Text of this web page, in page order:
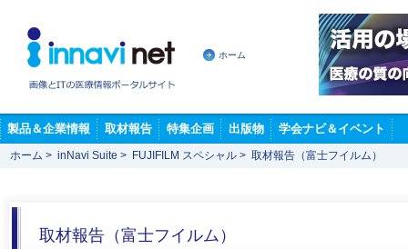
ホーム
製品＆企業情報 取材報告 特集企画 出版物 学会ナビ＆イベント
ホーム > inNavi Suite > FUJIFILM スペシャル > 取材報告（富士フイルム）
取材報告（富士フイルム）